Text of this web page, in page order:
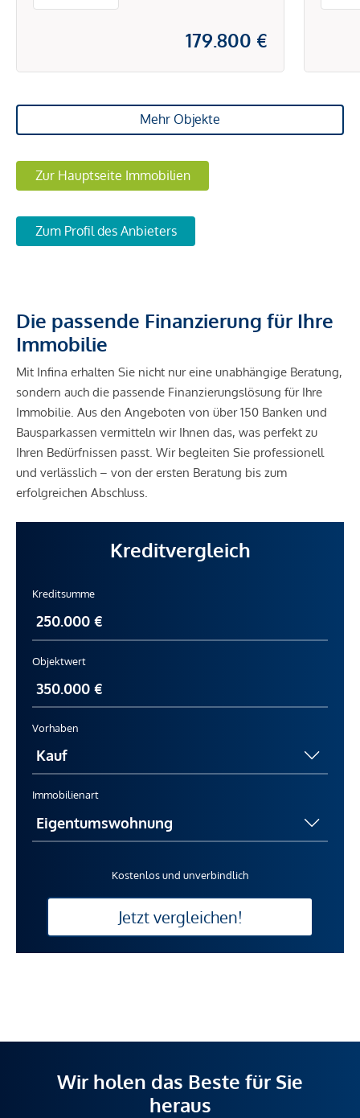
179.800 €
Mehr Objekte
Zur Hauptseite Immobilien
Zum Profil des Anbieters
Die passende Finanzierung für Ihre
Immobilie
Mit Infina erhalten Sie nicht nur eine unabhängige Beratung,
sondern auch die passende Finanzierungslösung für Ihre
Immobilie. Aus den Angeboten von über 150 Banken und
Bausparkassen vermitteln wir Ihnen das, was perfekt zu
Ihren Bedürfnissen passt. Wir begleiten Sie professionell
und verlässlich – von der ersten Beratung bis zum
erfolgreichen Abschluss.
Kreditvergleich
Kreditsumme
Objektwert
Vorhaben
Immobilienart
Kostenlos und unverbindlich
Jetzt vergleichen!
Wir holen das Beste für Sie
heraus